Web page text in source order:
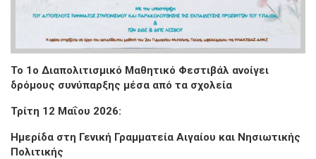
Το 1ο Διαπολιτισμικό Μαθητικό Φεστιβάλ ανοίγει
δρόμους συνύπαρξης μέσα από τα σχολεία
Τρίτη 12 Μαΐου 2026:
Ημερίδα στη Γενική Γραμματεία Αιγαίου και Νησιωτικής
Πολιτικής